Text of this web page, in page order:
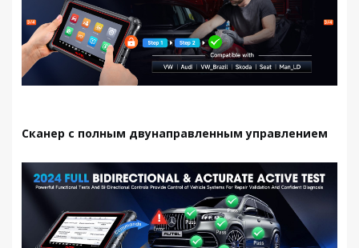
Сканер с полным двунаправленным управлением